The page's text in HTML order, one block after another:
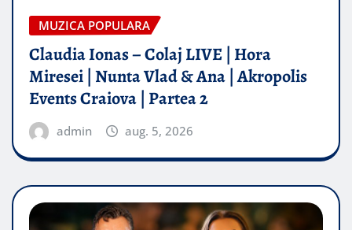
MUZICA POPULARA
Claudia Ionas – Colaj LIVE | Hora
Miresei | Nunta Vlad & Ana | Akropolis
Events Craiova | Partea 2
admin aug. 5, 2026